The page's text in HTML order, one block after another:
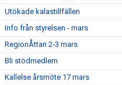
Utökade kalastillfällen
Info från styrelsen - mars
RegionÅttan 2-3 mars
Bli stödmedlem
Kallelse årsmöte 17 mars